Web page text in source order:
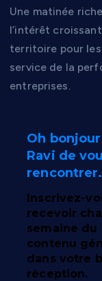
Une matinée
l’intérêt
territoire pour les
service de la
entreprises.
Oh bonjour
Ravi de
rencontrer.
Inscrivez-
recevoir
semaine du
contenu
dans votre
réception.